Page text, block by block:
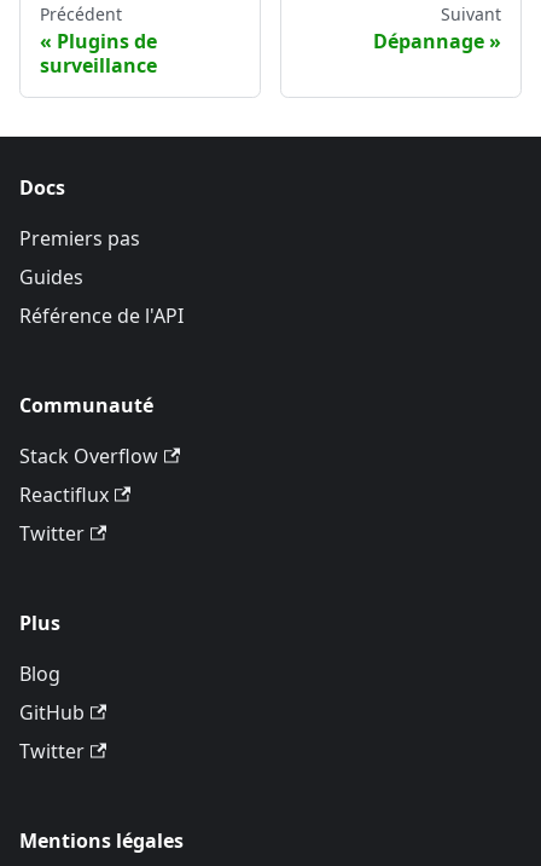
Précédent
Plugins de
surveillance
Suivant
Dépannage
Docs
Premiers pas
Guides
Référence de l'API
Communauté
Stack Overflow
Reactiflux
Twitter
Plus
Blog
GitHub
Twitter
Mentions légales